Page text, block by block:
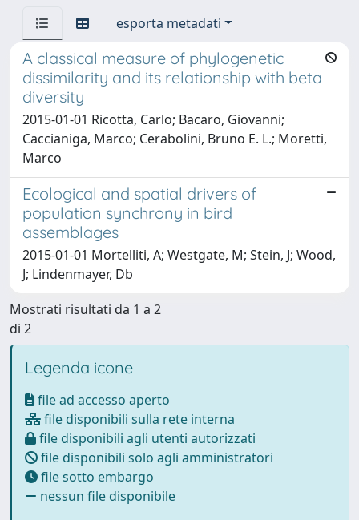
esporta metadati
A classical measure of phylogenetic
dissimilarity and its relationship with beta
diversity
2015-01-01 Ricotta, Carlo; Bacaro, Giovanni;
Caccianiga, Marco; Cerabolini, Bruno E. L.; Moretti,
Marco
Ecological and spatial drivers of
population synchrony in bird
assemblages
2015-01-01 Mortelliti, A; Westgate, M; Stein, J; Wood,
J; Lindenmayer, Db
Mostrati risultati da 1 a 2
di 2
Legenda icone
file ad accesso aperto
file disponibili sulla rete interna
file disponibili agli utenti autorizzati
file disponibili solo agli amministratori
file sotto embargo
nessun file disponibile